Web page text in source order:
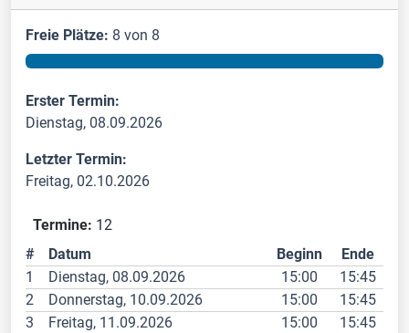
Freie Plätze: 8 von 8
Erster Termin:
Dienstag, 08.09.2026
Letzter Termin:
Freitag, 02.10.2026
Termine: 12
#
Datum Beginn
Ende
1
Dienstag, 08.09.2026 15:00
15:45
2
Donnerstag, 10.09.2026 15:00
15:45
3
Freitag, 11.09.2026 15:00
15:45